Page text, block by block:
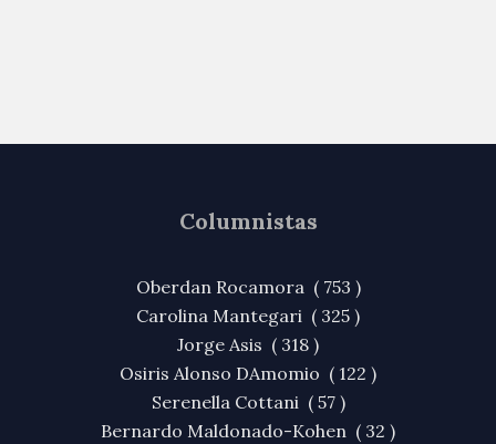
Columnistas
Oberdan Rocamora ( 753 )
Carolina Mantegari ( 325 )
Jorge Asis ( 318 )
Osiris Alonso DAmomio ( 122 )
Serenella Cottani ( 57 )
Bernardo Maldonado-Kohen ( 32 )